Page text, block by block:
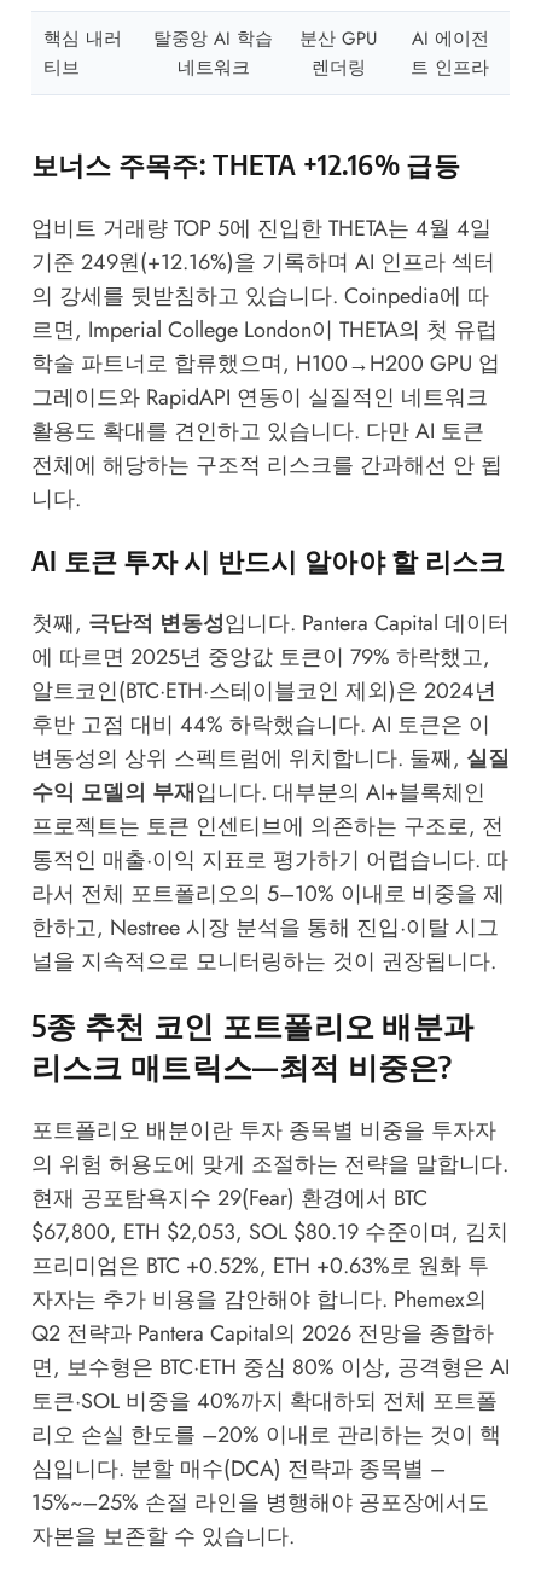
핵심 내러
티브
탈중앙 AI 학습
네트워크
분산 GPU
렌더링
AI 에이전
트 인프라
보너스 주목주: THETA +12.16% 급등
업비트 거래량 TOP 5에 진입한 THETA는 4월 4일
기준 249원(+12.16%)을 기록하며 AI 인프라 섹터
의 강세를 뒷받침하고 있습니다. Coinpedia에 따
르면, Imperial College London이 THETA의 첫 유럽
학술 파트너로 합류했으며, H100→H200 GPU 업
그레이드와 RapidAPI 연동이 실질적인 네트워크
활용도 확대를 견인하고 있습니다. 다만 AI 토큰
전체에 해당하는 구조적 리스크를 간과해선 안 됩
니다.
AI 토큰 투자 시 반드시 알아야 할 리스크
첫째, 극단적 변동성입니다. Pantera Capital 데이터
에 따르면 2025년 중앙값 토큰이 79% 하락했고,
알트코인(BTC·ETH·스테이블코인 제외)은 2024년
후반 고점 대비 44% 하락했습니다. AI 토큰은 이
변동성의 상위 스펙트럼에 위치합니다. 둘째, 실질
수익 모델의 부재입니다. 대부분의 AI+블록체인
프로젝트는 토큰 인센티브에 의존하는 구조로, 전
통적인 매출·이익 지표로 평가하기 어렵습니다. 따
라서 전체 포트폴리오의 5–10% 이내로 비중을 제
한하고, Nestree 시장 분석을 통해 진입·이탈 시그
널을 지속적으로 모니터링하는 것이 권장됩니다.
5종 추천 코인 포트폴리오 배분과
리스크 매트릭스—최적 비중은?
포트폴리오 배분이란 투자 종목별 비중을 투자자
의 위험 허용도에 맞게 조절하는 전략을 말합니다.
현재 공포탐욕지수 29(Fear) 환경에서 BTC
$67,800, ETH $2,053, SOL $80.19 수준이며, 김치
프리미엄은 BTC +0.52%, ETH +0.63%로 원화 투
자자는 추가 비용을 감안해야 합니다. Phemex의
Q2 전략과 Pantera Capital의 2026 전망을 종합하
면, 보수형은 BTC·ETH 중심 80% 이상, 공격형은 AI
토큰·SOL 비중을 40%까지 확대하되 전체 포트폴
리오 손실 한도를 –20% 이내로 관리하는 것이 핵
심입니다. 분할 매수(DCA) 전략과 종목별 –
15%~–25% 손절 라인을 병행해야 공포장에서도
자본을 보존할 수 있습니다.